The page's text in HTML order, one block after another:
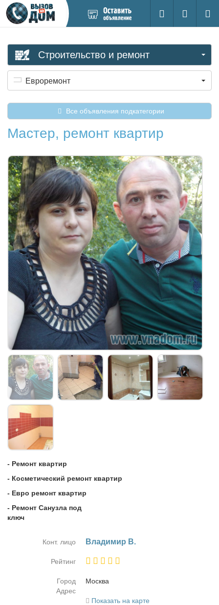
новое
Поиск
Вход на
Строительство и ремонт
Евроремонт
Все объявления подкатегории
Мастер, ремонт квартир
- Ремонт квартир
- Косметический ремонт квартир
- Евро ремонт квартир
- Ремонт Санузла под
ключ
Конт. лицо Вла­ди­мир В.
Рейтинг
Город
Москва
Адрес
Показать на карте